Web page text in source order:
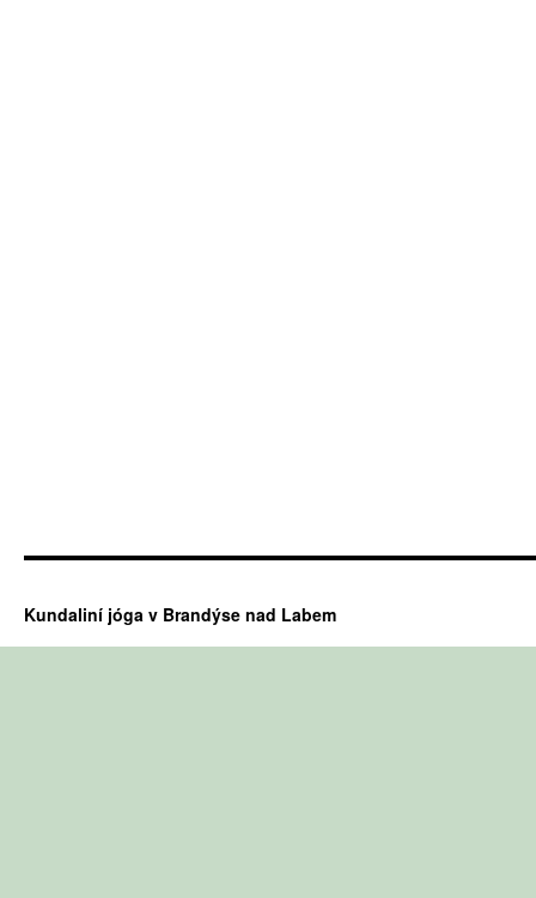
Kundaliní jóga v Brandýse nad Labem